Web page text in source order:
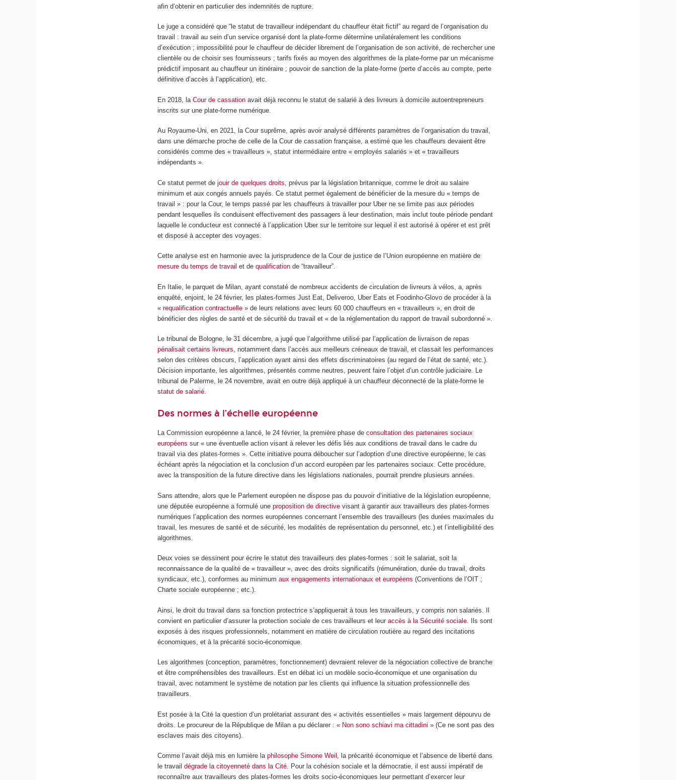
afin d’obtenir en particulier des indemnités de rupture.
Le juge a considéré que “le statut de travailleur indépendant du chauffeur était fictif” au regard de l’organisation du
travail : travail au sein d’un service organisé dont la plate-forme détermine unilatéralement les conditions
d’exécution ; impossibilité pour le chauffeur de décider librement de l’organisation de son activité, de rechercher une
clientèle ou de choisir ses fournisseurs ; tarifs fixés au moyen des algorithmes de la plate-forme par un mécanisme
prédictif imposant au chauffeur un itinéraire ; pouvoir de sanction de la plate-forme (perte d’accès au compte, perte
définitive d’accès à l’application), etc.
En 2018, laCour de cassation avait déjà reconnu le statut de salarié à des livreurs à domicile autoentrepreneurs
inscrits sur une plate-forme numérique.
Au Royaume-Uni, en 2021, la Cour suprême, après avoir analysé différents paramètres de l’organisation du travail,
dans une démarche proche de celle de la Cour de cassation française, a estimé que les chauffeurs devaient être
considérés comme des « travailleurs », statut intermédiaire entre « employés salariés » et « travailleurs
indépendants ».
Ce statut permet dejouir de quelques droits , prévus par la législation britannique, comme le droit au salaire
minimum et aux congés annuels payés. Ce statut permet également de bénéficier de la mesure du « temps de
travail » : pour la Cour, le temps passé par les chauffeurs à travailler pour Uber ne se limite pas aux périodes
pendant lesquelles ils conduisent effectivement des passagers à leur destination, mais inclut toute période pendant
laquelle le conducteur est connecté à l’application Uber sur le territoire sur lequel il est autorisé à opérer et est prêt
et disposé à accepter des voyages.
Cette analyse est en harmonie avec la jurisprudence de la Cour de justice de l’Union européenne en matière de
mesure du temps de travail et dequalification de “travailleur”.
En Italie, le parquet de Milan, ayant constaté de nombreux accidents de circulation de livreurs à vélos, a, après
enquêté, enjoint, le 24 février, les plates-formes Just Eat, Deliveroo, Uber Eats et Foodinho-Glovo de procéder à la
«requalification contractuelle » de leurs relations avec leurs 60 000 chauffeurs en « travailleurs », en droit de
bénéficier des règles de santé et de sécurité du travail et « de la réglementation du rapport de travail subordonné ».
Le tribunal de Bologne, le 31 décembre, a jugé que l’algorithme utilisé par l’application de livraison de repas
pénalisait certains livreurs, notamment dans l’accès aux meilleurs créneaux de travail, et classait les performances
selon des critères obscurs, l’application ayant ainsi des effets discriminatoires (au regard de l’état de santé, etc.).
Décision importante, les algorithmes, présentés comme neutres, peuvent faire l’objet d’un contrôle judiciaire. Le
tribunal de Palerme, le 24 novembre, avait en outre déjà appliqué à un chauffeur déconnecté de la plate-forme le
statut de salarié.
Des normes à l’échelle européenne
La Commission européenne a lancé, le 24 février, la première phase deconsultation des partenaires sociaux
européens sur « une éventuelle action visant à relever les défis liés aux conditions de travail dans le cadre du
travail via des plates-formes ». Cette initiative pourra déboucher sur l’adoption d’une directive européenne, le cas
échéant après la négociation et la conclusion d’un accord européen par les partenaires sociaux. Cette procédure,
avec la transposition de la future directive dans les législations nationales, pourrait prendre plusieurs années.
Sans attendre, alors que le Parlement européen ne dispose pas du pouvoir d’initiative de la législation européenne,
une députée européenne a formulé uneproposition de directive visant à garantir aux travailleurs des plates-formes
numériques l’application des normes européennes concernant l’ensemble des travailleurs (les durées maximales du
travail, les mesures de santé et de sécurité, les modalités de représentation du personnel, etc.) et l’intelligibilité des
algorithmes.
Deux voies se dessinent pour écrire le statut des travailleurs des plates-formes : soit le salariat, soit la
reconnaissance de la qualité de « travailleur », avec des droits significatifs (rémunération, durée du travail, droits
syndicaux, etc.), conformes au minimumaux engagements internationaux et européens (Conventions de l’OIT ;
Charte sociale européenne ; etc.).
Ainsi, le droit du travail dans sa fonction protectrice s’appliquerait à tous les travailleurs, y compris non salariés. Il
convient en particulier d’assurer la protection sociale de ces travailleurs et leuraccès à la Sécurité sociale . Ils sont
exposés à des risques professionnels, notamment en matière de circulation routière au regard des incitations
économiques, et à la précarité socio-économique.
Les algorithmes (conception, paramètres, fonctionnement) devraient relever de la négociation collective de branche
et être compréhensibles des travailleurs. Est en débat ici un modèle socio-économique et une organisation du
travail, avec notamment le système de notation par les clients qui influence la situation professionnelle des
travailleurs.
Est posée à la Cité la question d’un prolétariat assurant des « activités essentielles » mais largement dépourvu de
droits. Le procureur de la République de Milan a pu déclarer :« Non sono schiavi ma cittadini » (Ce ne sont pas des
esclaves mais des citoyens).
Comme l’avait déjà mis en lumière laphilosophe Simone Weil , la précarité économique et l’absence de liberté dans
le travaildégrade la citoyenneté dans la Cité. Pour la cohésion sociale et la démocratie, il est aussi impératif de
reconnaître aux travailleurs des plates-formes les droits socio-économiques leur permettant d’exercer leur